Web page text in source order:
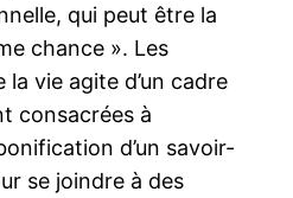
qui peut être la
chance ». Les
vie agite d’un cadre
consacrées à
d’un savoir-
se joindre à des